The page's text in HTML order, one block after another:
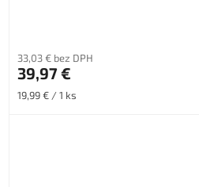
33,03 € bez DPH
39,97 €
Jednotková
19,99 € / 1 ks